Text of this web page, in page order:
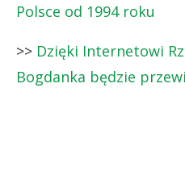
Polsce od 1994 roku
>> Dzięki Internetowi
Bogdanka będzie